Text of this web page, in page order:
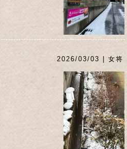
2026/03/03 | 女将